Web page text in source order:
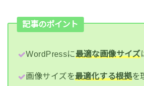
記事のポイント
WordPressに最適な画像サイズ
画像サイズを最適化する根拠を